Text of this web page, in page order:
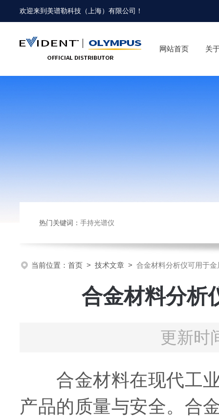
欢迎来到 美谱勒科技（上海）有限公司 ！
网站首页 关
热门关键词： 手持光谱仪
当前位置： 首页 > 技术文章 > 合金材料分析仪可用于
合金材料分析
更新时
合金材料在现代工业
产品的质量与安全。合